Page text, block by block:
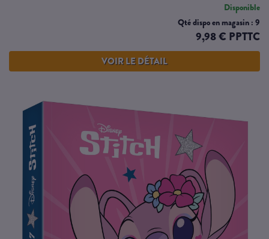
Disponible
Qté dispo en magasin : 9
9,98 € PPTTC
VOIR LE DÉTAIL